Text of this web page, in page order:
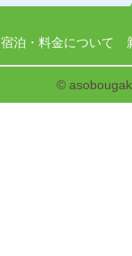
宿泊・料金について
©